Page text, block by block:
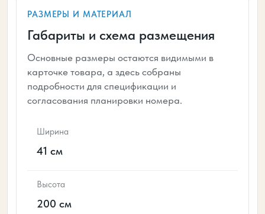
РАЗМЕРЫ И МАТЕРИАЛ
Габариты и схема размещения
Основные размеры остаются видимыми в
карточке товара, а здесь собраны
подробности для спецификации и
согласования планировки номера.
Ширина
41 см
Высота
200 см